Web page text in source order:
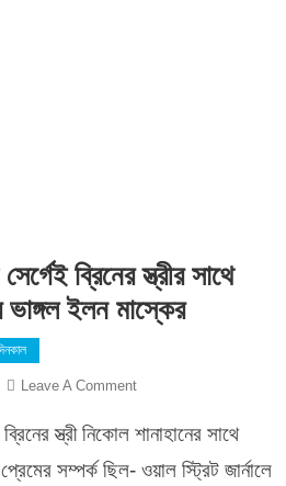
ব্রিনের স্ত্রীর সাথে
ইলন মাস্কের
Leave A CommentOn
সহ-
স্ত্রী নিকোল শানাহানের সাথে
সম্পর্ক ছিল- ওয়াল স্ট্রিট জার্নালে